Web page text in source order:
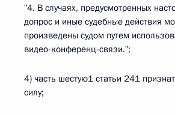
"4. В случаях, предусмотренных
допрос и иные судебные действия
произведены судом путем
видео-конференц-связи.";
4) часть шестую1 статьи 241
силу;